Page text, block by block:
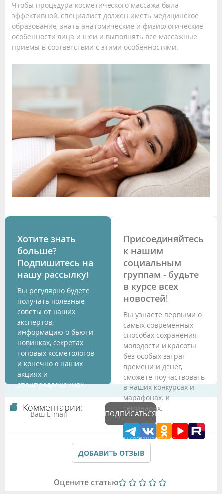
Чтобы процедура косметического массажа была
эффективной, специалист должен иметь медицинское
образование, знать анатомические и физиологические
особенности лица и шеи и выполнять все массажные
приемы в соответствии с этими особенностями.
Хотите знать
больше?
Подпишитесь на
нашу рассылку!
Вы регулярно будете
получать полезные
советы от наших
экспертов,
информацию о бьюти-
новинках, секретах
топовых косметологов
и конечно о наших
акциях и
спецпредложениях.
ПОДПИСАТЬСЯ
Подтверждая данные формы Вы соглашаетесь с
Политикой обработки персональных данных
Присоединяйтесь
к нашим
социальным
группам - будьте
в курсе всех
новостей!
Вы узнаете первыми о
самых современных
способах сохранения
молодости и красоты
без особых затрат
времени и денег,
сможете поучаствовать
в наших конкурсах и
марафонах. и
семинарах.
Комментарии:
ДОБАВИТЬ ОТЗЫВ
Оцените статью